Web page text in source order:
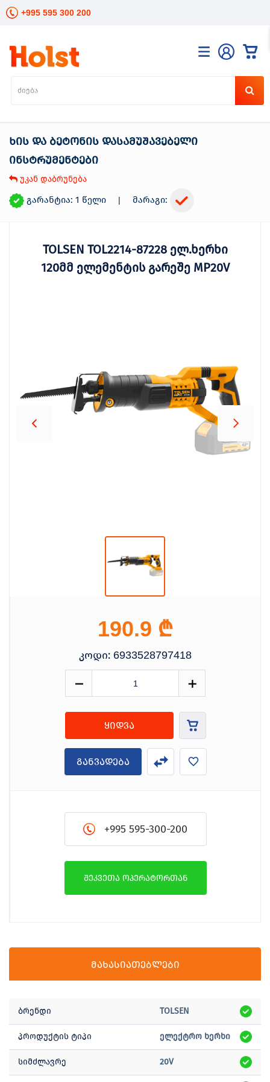
+995 595 300 200
ხის და ბეტონის დასამუშავებელი
ინსტრუმენტები
უკან დაბრუნება
გარანტია: 1 წელი | მარაგი:
TOLSEN TOL2214-87228 ელ.ხერხი
120მმ ელემენტის გარეშე MP20V
190.9 ₾
კოდი: 6933528797418
ყიდვა
განვადება
+995 595-300-200
შეკვეთა ოპერატორთან
მახასიათებლები
ბრენდი TOLSEN
პროდუქტის ტიპი ელექტრო ხერხი
სიმძლავრე 20V
კატალოგი
განათება
ინსტრუმენტები
ელექტრო
მოვლა
სანტექნიკა
მოვლა
სეზონური
პროდუქცია
სოც.